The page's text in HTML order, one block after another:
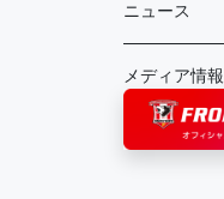
ニュース
メディア情報